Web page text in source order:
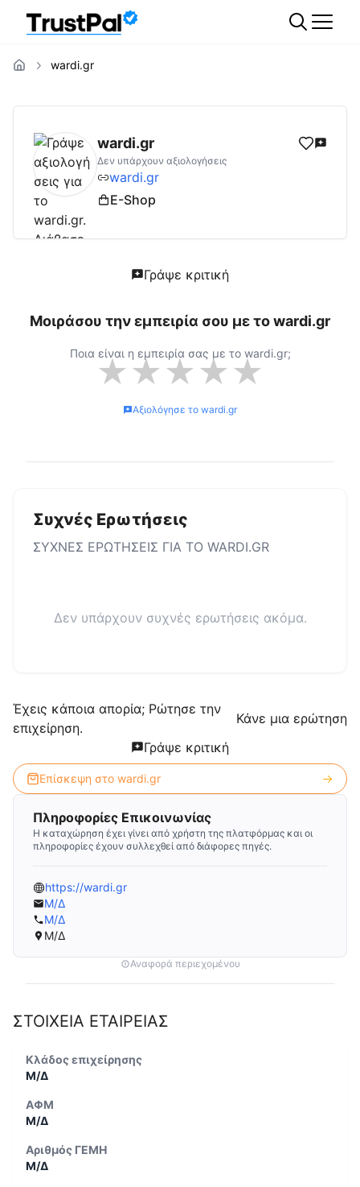
wardi.gr
wardi.grΑξιολογήσεις | Δες Αξιολογήσεις
wardi.gr
Δεν υπάρχουν αξιολογήσεις
wardi.gr
E-Shop
Γράψε κριτική
Μοιράσου την εμπειρία σου με τοwardi.gr
Ποια είναι η εμπειρία σας με το wardi.gr;
★★★★★
Αξιολόγησε το wardi.gr
Συχνές Ερωτήσεις
ΣΥΧΝΕΣ ΕΡΩΤΗΣΕΙΣ ΓΙΑ ΤΟ WARDI.GR
Δεν υπάρχουν συχνές ερωτήσεις ακόμα.
Έχεις κάποια απορία; Ρώτησε την
επιχείρηση.
Κάνε μια ερώτηση
Γράψε κριτική
Επίσκεψη στο wardi.gr
Πληροφορίες Επικοινωνίας
Η καταχώρηση έχει γίνει από χρήστη της πλατφόρμας και οι
πληροφορίες έχουν συλλεχθεί από διάφορες πηγές.
https://wardi.gr
Μ/Δ
Μ/Δ
Μ/Δ
Αναφορά περιεχομένου
ΣΤΟΙΧΕΙΑ ΕΤΑΙΡΕΙΑΣ
Κλάδος επιχείρησης
Μ/Δ
ΑΦΜ
Μ/Δ
Αριθμός ΓΕΜΗ
Μ/Δ